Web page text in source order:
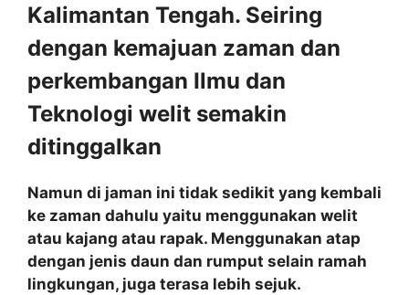
Kalimantan Tengah. Seiring
dengan kemajuan zaman dan
perkembangan Ilmu dan
Teknologi welit semakin
ditinggalkan
Namun di jaman ini tidak sedikit yang kembali
ke zaman dahulu yaitu menggunakan welit
atau kajang atau rapak. Menggunakan atap
dengan jenis daun dan rumput selain ramah
lingkungan, juga terasa lebih sejuk.